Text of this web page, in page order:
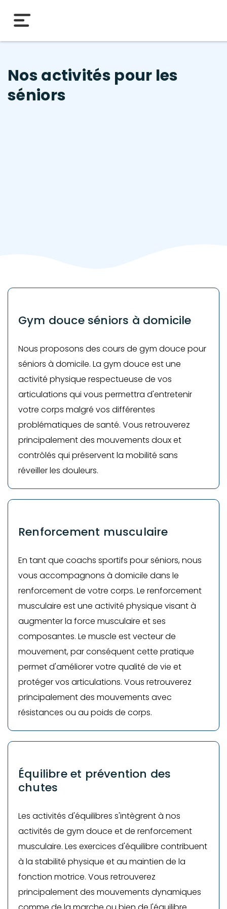
Nos activités pour les
séniors
Gym douce séniors à domicile
Nous proposons des cours de gym douce pour
séniors à domicile. La gym douce est une
activité physique respectueuse de vos
articulations qui vous permettra d'entretenir
votre corps malgré vos différentes
problématiques de santé. Vous retrouverez
principalement des mouvements doux et
contrôlés qui préservent la mobilité sans
réveiller les douleurs.
Renforcement musculaire
En tant que coachs sportifs pour séniors, nous
vous accompagnons à domicile dans le
renforcement de votre corps. Le renforcement
musculaire est une activité physique visant à
augmenter la force musculaire et ses
composantes. Le muscle est vecteur de
mouvement, par conséquent cette pratique
permet d'améliorer votre qualité de vie et
protéger vos articulations. Vous retrouverez
principalement des mouvements avec
résistances ou au poids de corps.
Équilibre et prévention des
chutes
Les activités d'équilibres s'intègrent à nos
activités de gym douce et de renforcement
musculaire. Les exercices d'équilibre contribuent
à la stabilité physique et au maintien de la
fonction motrice. Vous retrouverez
principalement des mouvements dynamiques